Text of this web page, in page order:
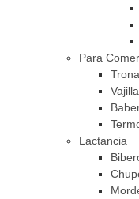
Para Comer
Lactancia